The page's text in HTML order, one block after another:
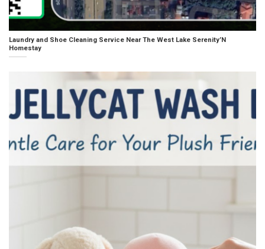
Laundry and Shoe Cleaning Service Near The West Lake Serenity’N
Homestay